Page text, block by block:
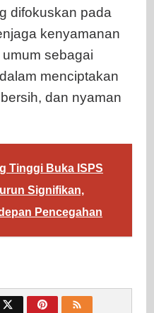
difokuskan pada
kenyamanan
sebagai
menciptakan
dan nyaman
Tinggi Buka ISPS
Signifikan,
Pencegahan